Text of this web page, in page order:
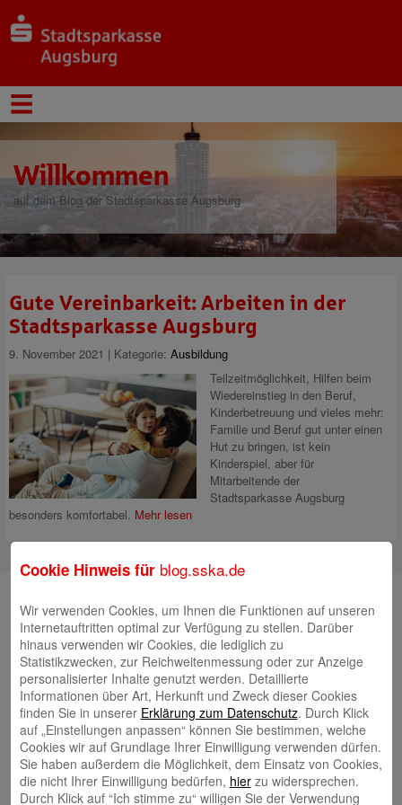
Willkommen
auf dem Blog der Stadtsparkasse Augsburg
Gute Vereinbarkeit: Arbeiten in der
Stadtsparkasse Augsburg
9. November 2021 | Kategorie: Ausbildung
Teilzeitmöglichkeit, Hilfen beim
Wiedereinstieg in den Beruf,
Kinderbetreuung und vieles mehr:
Familie und Beruf gut unter einen
Hut zu bringen, ist kein
Kinderspiel, aber für
Mitarbeitende der
Stadtsparkasse Augsburg
besonders komfortabel. Mehr lesen
Neueste Beiträge
Radlkonvoi des FFH feiert Einweihung des neuen
Campus Nord 5. August 2026
Willkommen bei Kinder im Mittelpunkt e.V. 24. Juli 2026
Tierische Erlebnisse, Bewegung und Begegnungen –
Cookie Hinweis für blog.sska.de
Wir verwenden Cookies, um Ihnen die Funktionen auf unseren
Internetauftritten optimal zur Verfügung zu stellen. Darüber
hinaus verwenden wir Cookies, die lediglich zu
Statistikzwecken, zur Reichweitenmessung oder zur Anzeige
personalisierter Inhalte genutzt werden. Detaillierte
Informationen über Art, Herkunft und Zweck dieser Cookies
finden Sie in unserer Erklärung zum Datenschutz. Durch Klick
auf „Einstellungen anpassen“ können Sie bestimmen, welche
Cookies wir auf Grundlage Ihrer Einwilligung verwenden dürfen.
Sie haben außerdem die Möglichkeit, dem Einsatz von Cookies,
die nicht Ihrer Einwilligung bedürfen, hierzu widersprechen.
Durch Klick auf “Ich stimme zu“ willigen Sie der Verwendung